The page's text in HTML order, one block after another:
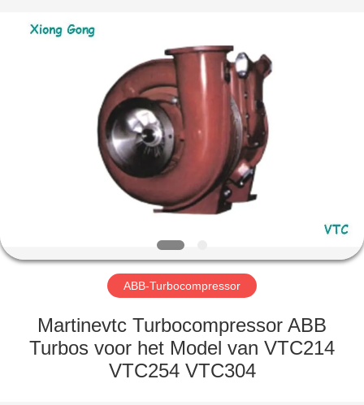
PRODUCTEN
ONGEVEER
FABRIEKSREIS
KWALITEITSCONTROLE
CONTACTEER
Electrical
ABB-Turbocompressor
Martinevtc Turbocompressor ABB
Turbos voor het Model van VTC214
VTC254 VTC304